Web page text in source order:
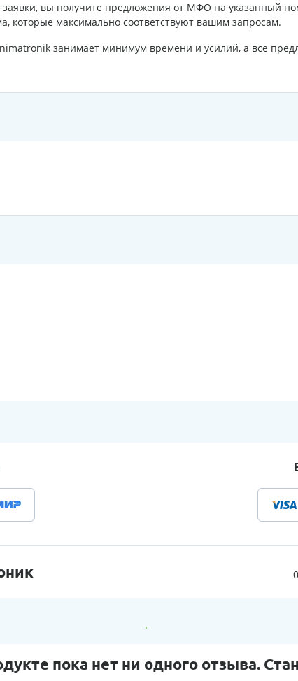
вы получите предложения от МФО на указанный
которые максимально соответствуют вашим запросам.
занимает минимум времени и усилий, а все
пока нет ни одного отзыва.